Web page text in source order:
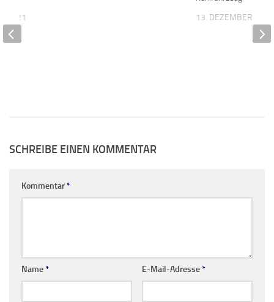
13. DEZEMBER 2019
2021
SCHREIBE EINEN KOMMENTAR
Kommentar*
Name* E-Mail-Adresse*